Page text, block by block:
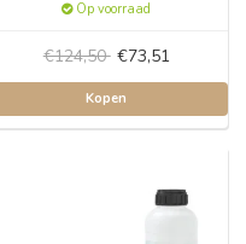
Op voorraad
€124,50 €73,51
Kopen